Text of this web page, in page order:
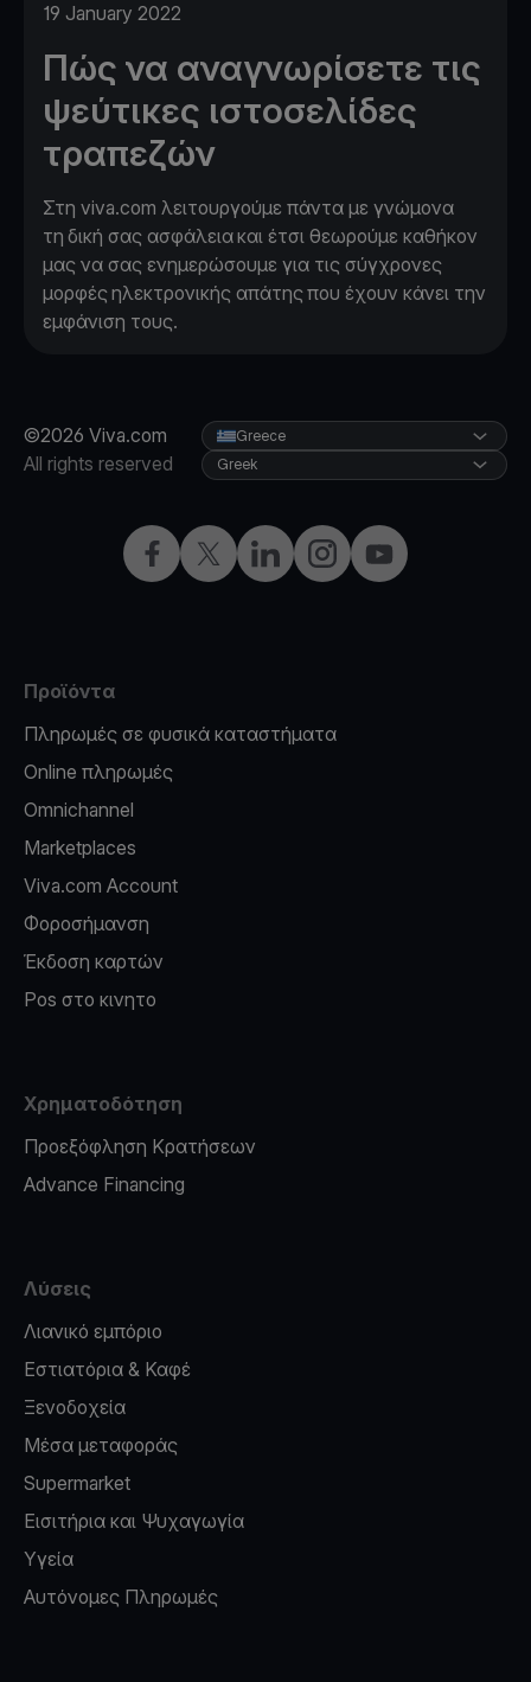
19 January 2022
Πώς να αναγνωρίσετε τις
ψεύτικες ιστοσελίδες
τραπεζών
Στη viva.com λειτουργούμε πάντα με γνώμονα
τη δική σας ασφάλεια και έτσι θεωρούμε καθήκον
μας να σας ενημερώσουμε για τις σύγχρονες
μορφές ηλεκτρονικής απάτης που έχουν κάνει την
εμφάνιση τους.
©2026 Viva.com
All rights reserved
Facebook
X LinkedInInstagramYouTube
Greece
Greek
Προϊόντα
Πληρωμές σε φυσικά καταστήματα
Online πληρωμές
Omnichannel
Marketplaces
Viva.com Account
Φοροσήμανση
Έκδοση καρτών
Pos στο κινητο
Χρηματοδότηση
Προεξόφληση Κρατήσεων
Advance Financing
Λύσεις
Λιανικό εμπόριο
Εστιατόρια & Καφέ
Ξενοδοχεία
Μέσα μεταφοράς
Supermarket
Εισιτήρια και Ψυχαγωγία
Υγεία
Αυτόνομες Πληρωμές